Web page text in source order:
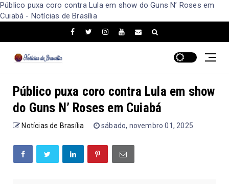
Público puxa coro contra Lula em show do Guns N’ Roses em
Cuiabá - Notícias de Brasília
Público puxa coro contra Lula em show
do Guns N’ Roses em Cuiabá
Notícias de Brasília sábado, novembro 01, 2025